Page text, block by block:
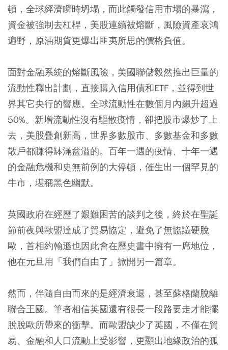
頓，全球經濟瞬時坍塌，而此觸發信用市場的暴瀉，
資金被強制去杠桿，美股連續被熔斷，風險資產哀鴻
遍野，原油期貨更爆出匪夷所思的價格負值。
面對金融系統的熔斷風險，美國聯儲毅然推出巨量的
流動性釋出計劃，直接購入信用債和ETF，並得到世
界其它央行的響應。全球流動性在數個月內飆升超過
50%。新增流動性沒有驅散疫情，卻把股市爆炒了上
去，美股疊創新高，世界多數股市、多數基金和多數
散戶都賺得缽滿盆溢的。百年一遇的疫情、十年一遇
的金融危機和史無前例的大停頓，催生出一個罕見的
牛市，堪稱黑色幽默。
英國政府在經歷了艱難困苦的談判之後，終於在聖誕
節前夜與歐盟達成了貿易協定，避免了無協議硬脫
歐，首相約翰遜也因此會在歷史書中擁有一席地位，
他在元旦用「我們自由了」掀開另一篇章。
然而，伴隨自由而來的是經濟衰退，甚至蘇格蘭脫離
聯合王國。筆者相信英國還有很長一段路要走才能擺
脫脫歐所帶來的衝擊。而歐盟缺少了英國，不僅在貿
易、金融和人口流動上受影響，更顯出地緣政治的孤